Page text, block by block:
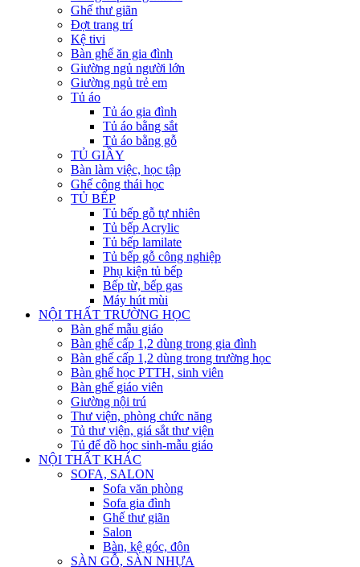
Ghế thư giãn
Đợt trang trí
Kệ tivi
Bàn ghế ăn gia đình
Giường ngủ người lớn
Giường ngủ trẻ em
Tủ áo
Tủ áo gia đình
Tủ áo bằng sắt
Tủ áo bằng gỗ
TỦ GIẦY
Bàn làm việc, học tập
Ghế công thái học
TỦ BẾP
Tủ bếp gỗ tự nhiên
Tủ bếp Acrylic
Tủ bếp lamilate
Tủ bếp gỗ công nghiệp
Phụ kiện tủ bếp
Bếp từ, bếp gas
Máy hút mùi
NỘI THẤT TRƯỜNG HỌC
Bàn ghế mẫu giáo
Bàn ghế cấp 1,2 dùng trong gia đình
Bàn ghế cấp 1,2 dùng trong trường học
Bàn ghế học PTTH, sinh viên
Bàn ghế giáo viên
Giường nội trú
Thư viện, phòng chức năng
Tủ thư viện, giá sắt thư viện
Tủ để đồ học sinh-mẫu giáo
NỘI THẤT KHÁC
SOFA, SALON
Sofa văn phòng
Sofa gia đình
Ghế thư giãn
Salon
Bàn, kệ góc, đôn
SÀN GỖ, SÀN NHỰA